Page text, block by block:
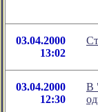
03.04.2000
13:02
03.04.2000
12:30
В